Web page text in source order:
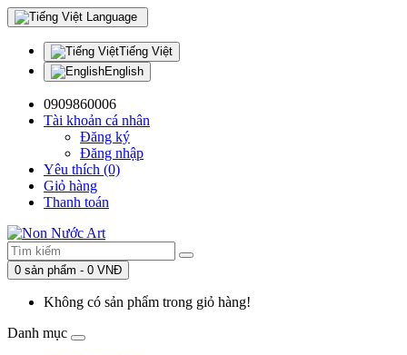
Language
Tiếng Việt
English
0909860006
Tài khoản cá nhân
Đăng ký
Đăng nhập
Yêu thích (0)
Giỏ hàng
Thanh toán
0 sản phẩm - 0 VNĐ
Không có sản phẩm trong giỏ hàng!
Danh mục